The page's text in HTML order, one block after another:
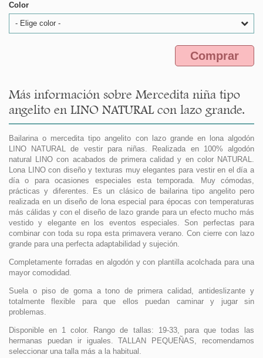
Color
- Elige color -
Comprar
Más información sobre Mercedita niña tipo
angelito en LINO NATURAL con lazo grande.
Bailarina o mercedita tipo angelito con lazo grande en lona algodón
LINO NATURAL de vestir para niñas. Realizada en 100% algodón
natural LINO con acabados de primera calidad y en color NATURAL.
Lona LINO con diseño y texturas muy elegantes para vestir en el día a
día o para ocasiones especiales esta temporada. Muy cómodas,
prácticas y diferentes. Es un clásico de bailarina tipo angelito pero
realizada en un diseño de lona especial para épocas con temperaturas
más cálidas y con el diseño de lazo grande para un efecto mucho más
vestido y elegante en los eventos especiales. Son perfectas para
combinar con toda su ropa esta primavera verano. Con cierre con lazo
grande para una perfecta adaptabilidad y sujeción.
Completamente forradas en algodón y con plantilla acolchada para una
mayor comodidad.
Suela o piso de goma a tono de primera calidad, antideslizante y
totalmente flexible para que ellos puedan caminar y jugar sin
problemas.
Disponible en 1 color. Rango de tallas: 19-33, para que todas las
hermanas puedan ir iguales. TALLAN PEQUEÑAS, recomendamos
seleccionar una talla más a la habitual.